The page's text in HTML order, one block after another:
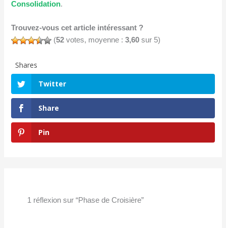
Consolidation.
Trouvez-vous cet article intéressant ?
(52 votes, moyenne :3,60 sur 5)
Shares
Twitter
Share
Pin
1 réflexion sur “Phase de Croisière”